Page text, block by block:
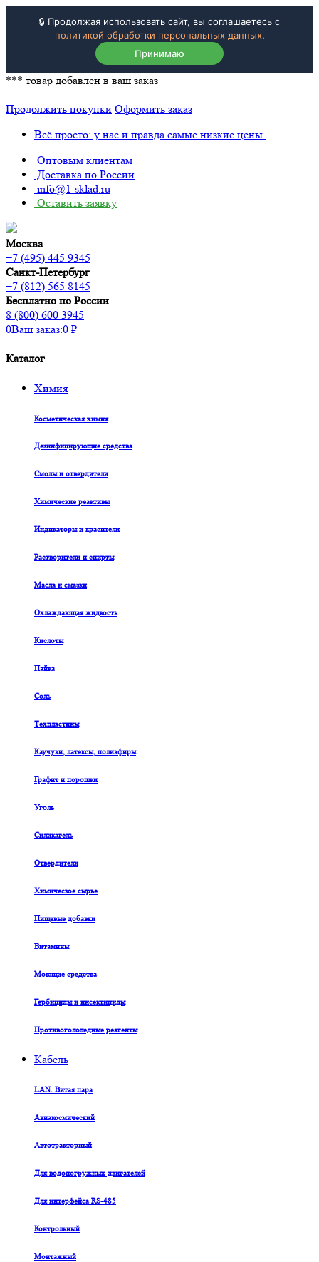
🔒 Продолжая использовать сайт, вы соглашаетесь с
политикой обработки персональных данных.
Принимаю
*** товар добавлен в ваш заказ
Продолжить покупки Оформить заказ
Всё просто: у нас и правда самые низкие цены.
Оптовым клиентам
Доставка по России
info@1-sklad.ru
Оставить заявку
Москва
+7 (495) 445 9345
Санкт-Петербург
+7 (812) 565 8145
Бесплатно по России
8 (800) 600 3945
0Ваш заказ:0 ₽
Каталог
Химия
Косметическая химия
Дезинфицирующие средства
Смолы и отвердители
Химические реактивы
Индикаторы и красители
Растворители и спирты
Масла и смазки
Охлаждающая жидкость
Кислоты
Пайка
Соль
Техпластины
Каучуки, латексы, полиэфиры
Графит и порошки
Уголь
Силикагель
Отвердители
Химическое сырье
Пищевые добавки
Витамины
Моющие средства
Гербициды и инсектициды
Противогололедные реагенты
Кабель
LAN. Витая пара
Авиакосмический
Автотракторный
Для водопогружных двигателей
Для интерфейса RS-485
Контрольный
Монтажный